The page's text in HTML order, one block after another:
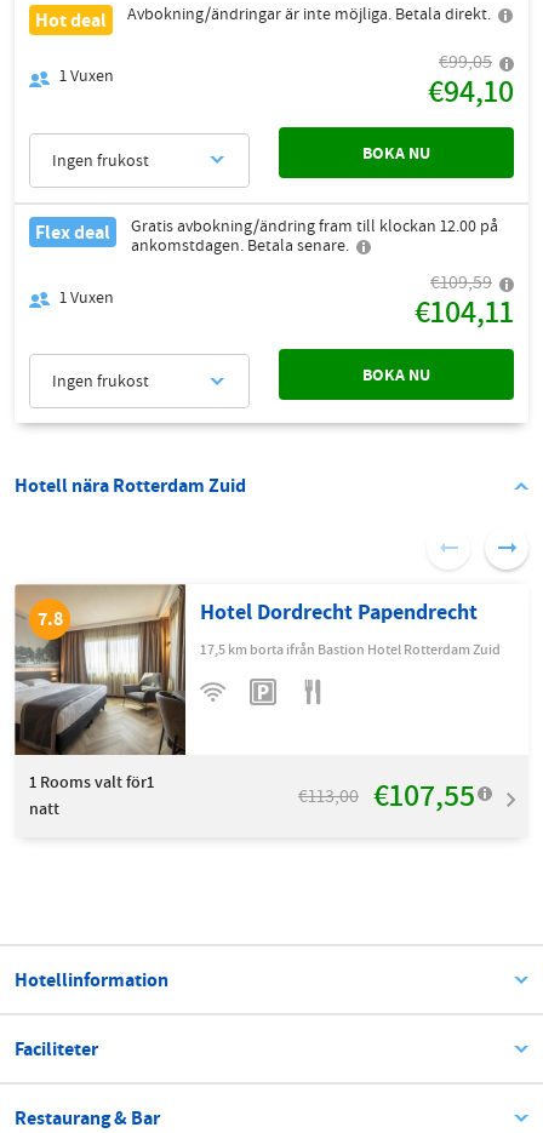
Hot deal Avbokning/ändringar är inte möjliga. Betala direkt.
1Vuxen
€99,05
€94,10
Ingen frukost BOKA NU
Flex deal
Gratis avbokning/ändring fram till klockan 12.00 på
ankomstdagen. Betala senare.
1Vuxen
€109,59
€104,11
Ingen frukost BOKA NU
Hotell nära Rotterdam Zuid
7.8 Hotel Dordrecht Papendrecht
17,5 km borta ifrån Bastion Hotel Rotterdam Zuid
1 Rooms valt för1
natt
€113,00 €107,55
Hotellinformation
Faciliteter
Restaurang & Bar